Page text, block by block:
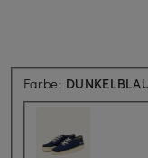
Farbe: